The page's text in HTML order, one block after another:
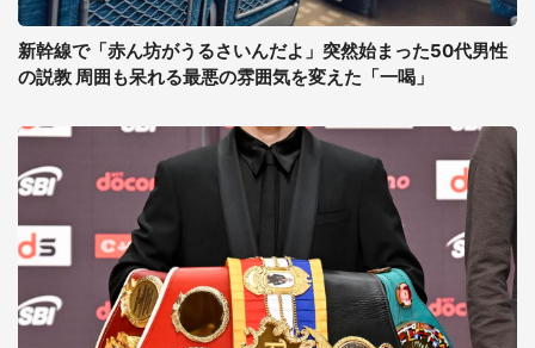
新幹線で「赤ん坊がうるさいんだよ」突然始まった50代男性
の説教 周囲も呆れる最悪の雰囲気を変えた「一喝」